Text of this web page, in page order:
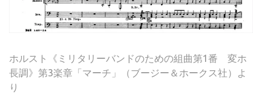
ホルスト《ミリタリーバンドのための組曲第1番 変ホ
長調》第3楽章「マーチ」（ブージー＆ホークス社）よ
り